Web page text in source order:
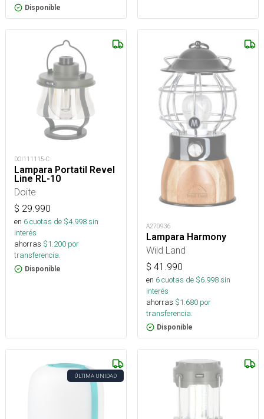
Disponible
DOI111115-C
Lampara Portatil Revel
Line RL-10
Doite
$ 29.990
en 6cuotas de $4.998sin
interés
ahorras $1.200 por
transferencia.
Disponible
A270936
Lampara Harmony
Wild Land
$ 41.990
en 6cuotas de $6.998sin
interés
ahorras $1.680 por
transferencia.
Disponible
ÚLTIMA UNIDAD